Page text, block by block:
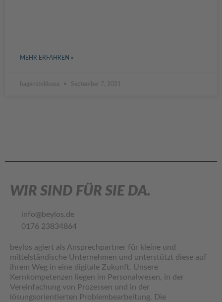
MEHR ERFAHREN »
hagenstoklossa September 7, 2021
WIR SIND FÜR SIE DA.
info@beylos.de
0176 23834864
beylos agiert als Ansprechpartner für kleine und
mittelständische Unternehmen und unterstützt diese auf
ihrem Weg in eine digitale Zukunft. Unsere
Kernkompetenzen liegen im Personalwesen, in der
Vereinfachung von Prozessen und in der
lösungsorientierten Problembearbeitung. Die